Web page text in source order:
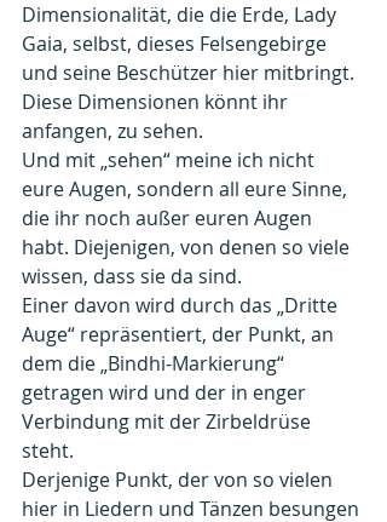
Dimensionalität, die die Erde, Lady
Gaia, selbst, dieses Felsengebirge
und seine Beschützer hier mitbringt.
Diese Dimensionen könnt ihr
anfangen, zu sehen.
Und mit „sehen“ meine ich nicht
eure Augen, sondern all eure Sinne,
die ihr noch außer euren Augen
habt. Diejenigen, von denen so viele
wissen, dass sie da sind.
Einer davon wird durch das „Dritte
Auge“ repräsentiert, der Punkt, an
dem die „Bindhi-Markierung“
getragen wird und der in enger
Verbindung mit der Zirbeldrüse
steht.
Derjenige Punkt, der von so vielen
hier in Liedern und Tänzen besungen